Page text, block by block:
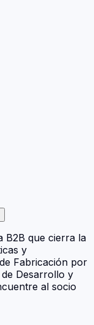
B2B que cierra la
y
Fabricación por
Desarrollo y
al socio